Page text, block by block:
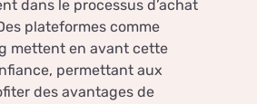
dans le processus d’achat
plateformes comme
mettent en avant cette
permettant aux
des avantages de